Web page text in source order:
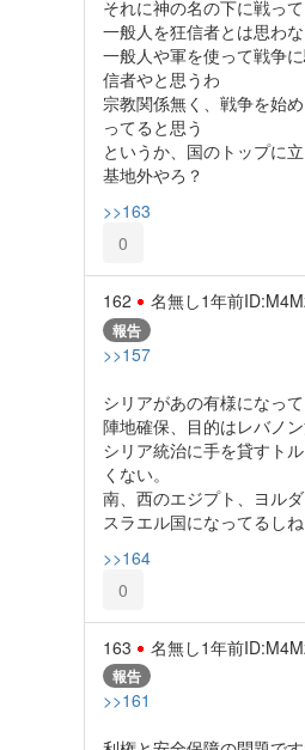
それに神の名の下に戦っ
一般人を狂信者とは思わな
一般人や軍を使って戦争
信者やと思うわ
宗教関係無く、戦争を始
ってると思う
というか、国のトップに
基地外やろ？
>>163
0
162 名無し1年前
報告
>>157
シリアがあの有様になっ
陣地確保、目的はレバノン
シリア統治に手を貸すト
くない。
南、西のエジプト、ヨル
スラエル国になってるしね
>>164
0
163 名無し1年前
報告
>>161